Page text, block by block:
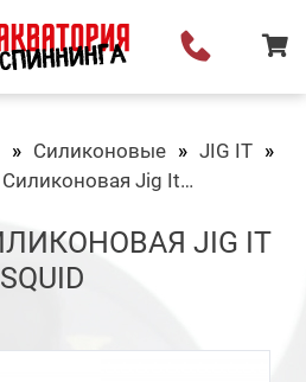
Силиконовые
JIG IT
Приманка Силиконовая Jig It Flutter 6 002 Squid
JIG IT